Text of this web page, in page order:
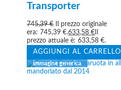
Transporter
745,39€
Il prezzo originale
era: 745,39 €.633,58€
prezzo attuale è: 633,58 €.
AGGIUNGI AL CARRELLO